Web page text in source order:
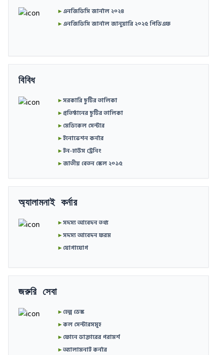
►এনজিডিসি জার্নাল ২০২৪
►এনজিডিসি জার্নাল জানুয়ারি ২০২৫ পিডিএফ
বিবিধ
►সরকারি ছুটির তালিকা
►প্রতিষ্ঠানের ছুটির তালিকা
►মেডিকেল সেন্টার
►ইনোভেশন কর্নার
►ইন-হাউস ট্রেনিং
►জাতীয় বেতন স্কেল ২০১৫
অ্যালামনাই কর্নার
►সদস্য আবেদন তথ্য
►সদস্য আবেদন ফরম
►যোগাযোগ
জরুরি সেবা
►হেল্প ডেস্ক
►কল সেন্টারসমূহ
►ফোনে ডাক্তারের পরামর্শ
►অ্যালামনাই কর্নার